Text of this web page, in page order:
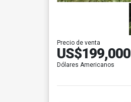
Precio de venta
US$199,000
Dólares Americanos